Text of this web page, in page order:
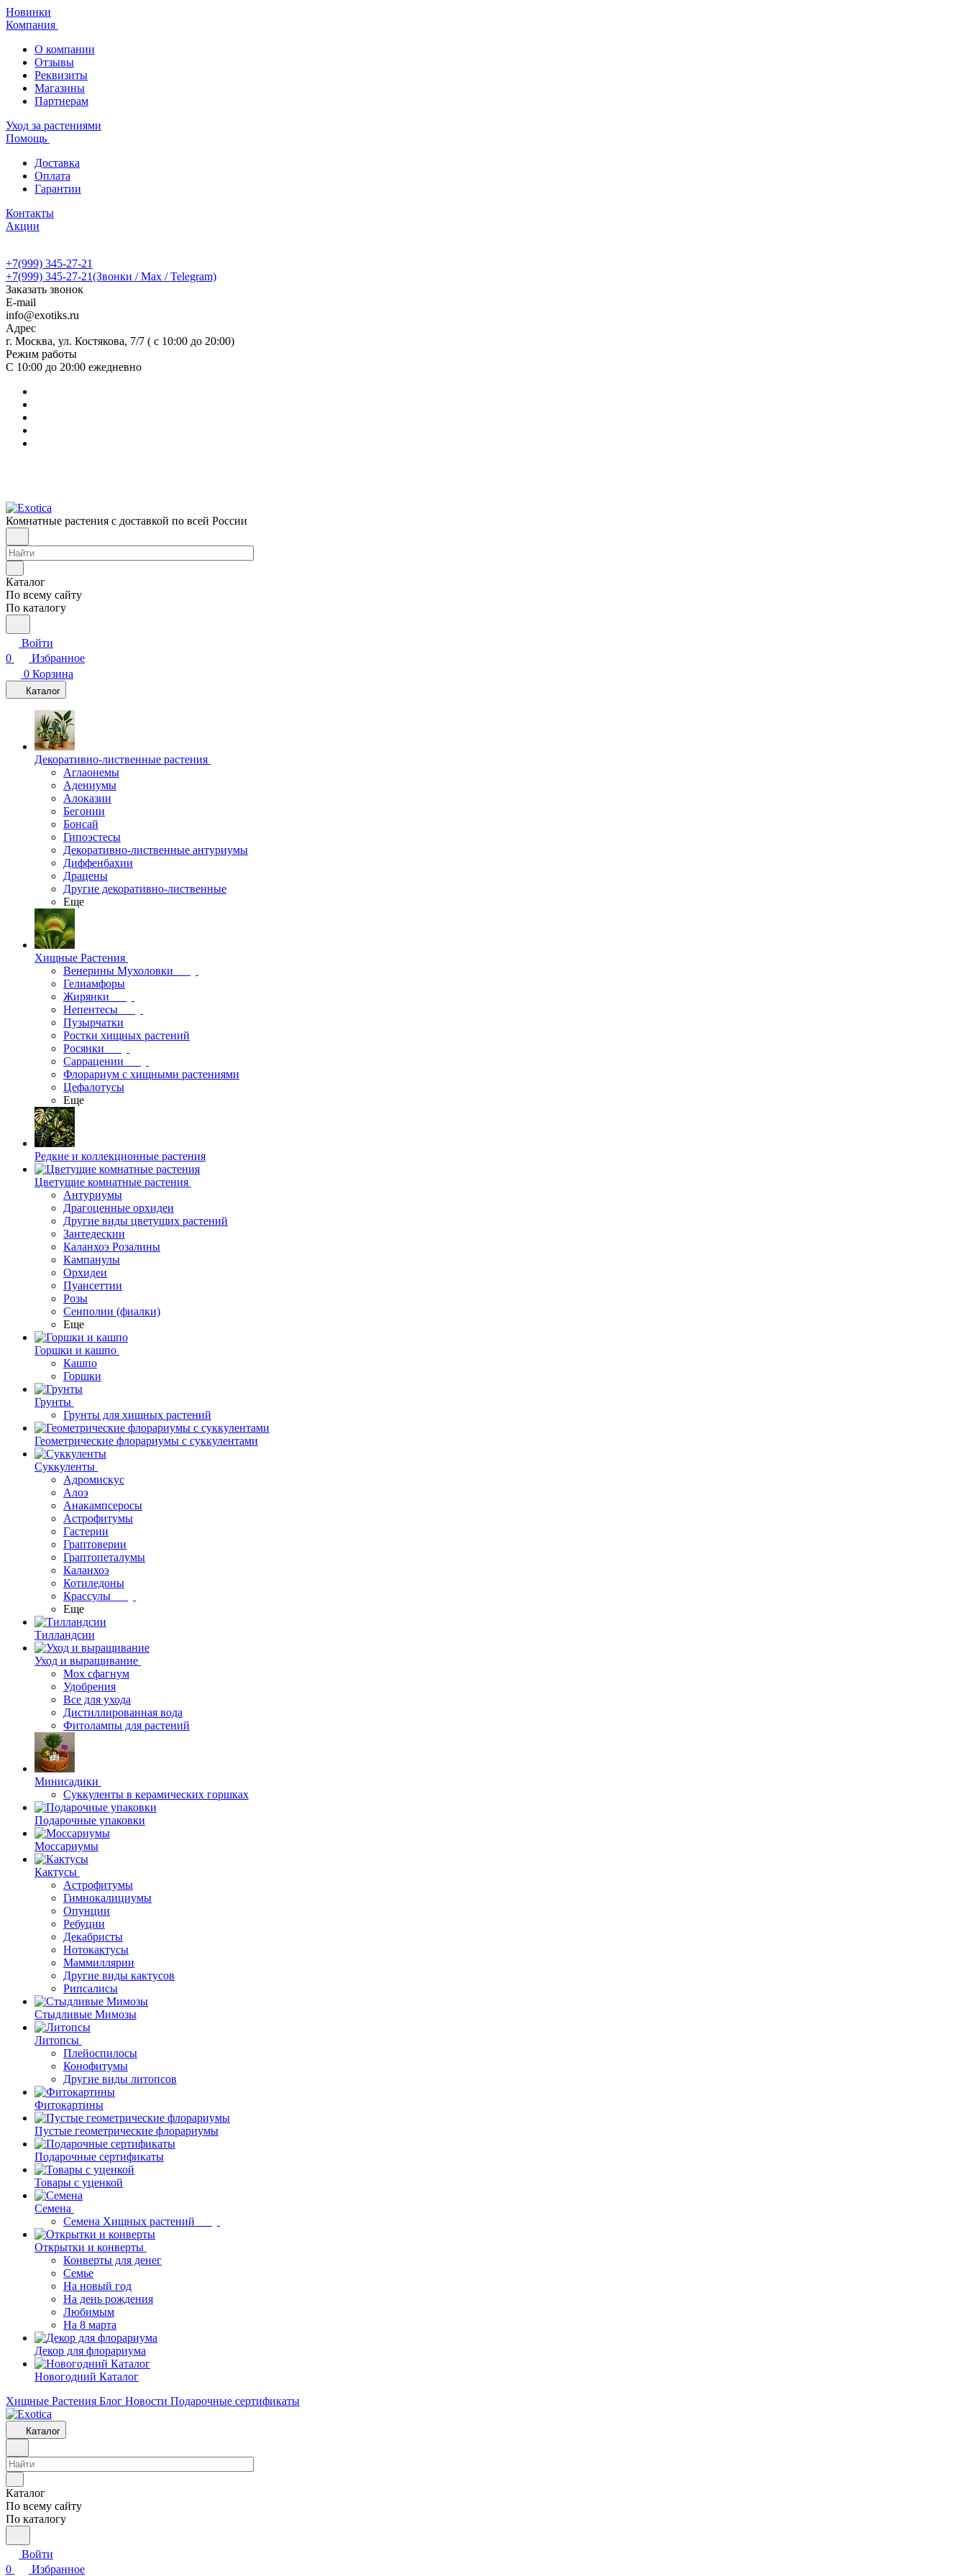
Новинки
Компания
О компании
Отзывы
Реквизиты
Магазины
Партнерам
Уход за растениями
Помощь
Доставка
Оплата
Гарантии
Контакты
Акции
+7(999) 345-27-21
+7(999) 345-27-21(Звонки / Max / Telegram)
Заказать звонок
E-mail
info@exotiks.ru
Адрес
г. Москва, ул. Костякова, 7/7 ( с 10:00 до 20:00)
Режим работы
С 10:00 до 20:00 ежедневно
Комнатные растения с доставкой по всей России
Каталог
По всему сайту
По каталогу
Войти
0
Избранное
0 Корзина
Каталог
Декоративно-лиственные растения
Аглаонемы
Адениумы
Алоказии
Бегонии
Бонсай
Гипоэстесы
Декоративно-лиственные антуриумы
Диффенбахии
Драцены
Другие декоративно-лиственные
Еще
Хищные Растения
Венерины Мухоловки
Гелиамфоры
Жирянки
Непентесы
Пузырчатки
Ростки хищных растений
Росянки
Саррацении
Флорариум с хищными растениями
Цефалотусы
Еще
Редкие и коллекционные растения
Цветущие комнатные растения
Антуриумы
Драгоценные орхидеи
Другие виды цветущих растений
Зантедескии
Каланхоэ Розалины
Кампанулы
Орхидеи
Пуансеттии
Розы
Сенполии (фиалки)
Еще
Горшки и кашпо
Кашпо
Горшки
Грунты
Грунты для хищных растений
Геометрические флорариумы с суккулентами
Суккуленты
Адромискус
Алоэ
Анакампсеросы
Астрофитумы
Гастерии
Граптоверии
Граптопеталумы
Каланхоэ
Котиледоны
Крассулы
Еще
Тилландсии
Уход и выращивание
Мох сфагнум
Удобрения
Все для ухода
Дистиллированная вода
Фитолампы для растений
Минисадики
Суккуленты в керамических горшках
Подарочные упаковки
Моссариумы
Кактусы
Астрофитумы
Гимнокалициумы
Опунции
Ребуции
Декабристы
Нотокактусы
Маммиллярии
Другие виды кактусов
Рипсалисы
Стыдливые Мимозы
Литопсы
Плейоспилосы
Конофитумы
Другие виды литопсов
Фитокартины
Пустые геометрические флорариумы
Подарочные сертификаты
Товары с уценкой
Семена
Семена Хищных растений
Открытки и конверты
Конверты для денег
Семье
На новый год
На день рождения
Любимым
На 8 марта
Декор для флорариума
Новогодний Каталог
Хищные Растения Блог Новости Подарочные сертификаты
Каталог
Каталог
По всему сайту
По каталогу
Войти
0
Избранное